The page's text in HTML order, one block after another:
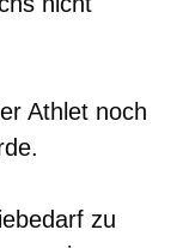
Athlet noch
zu